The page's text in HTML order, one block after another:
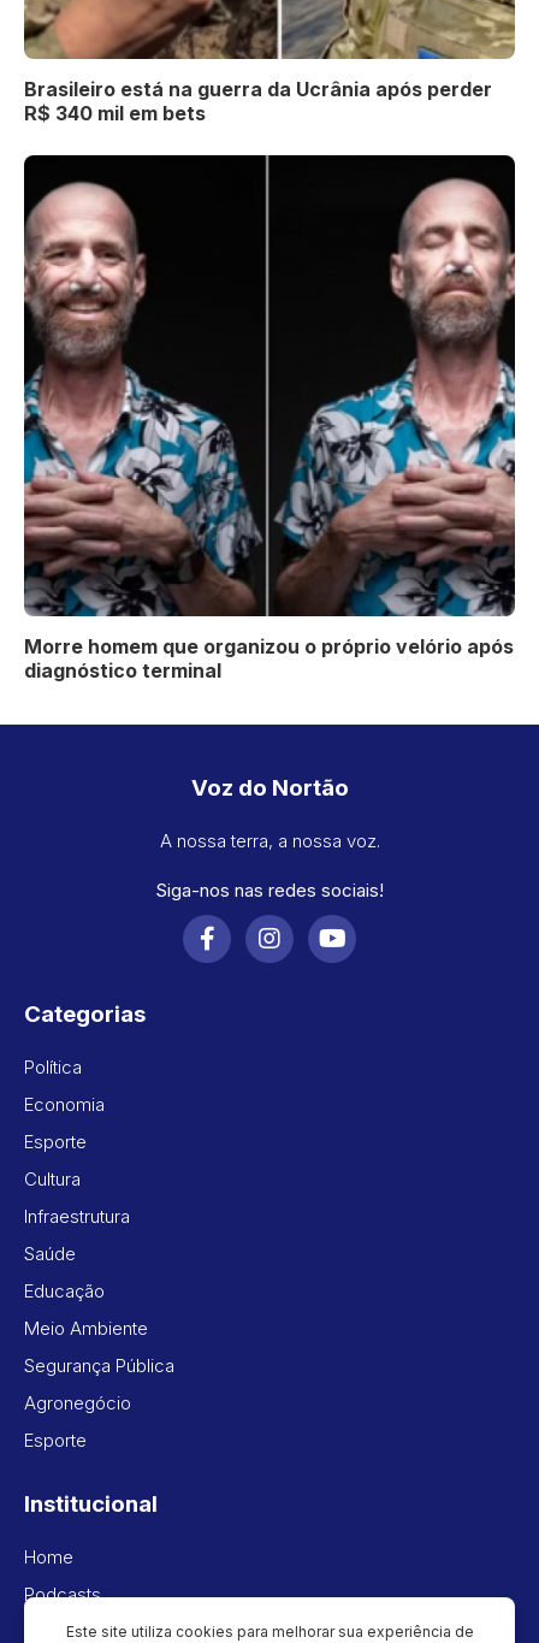
Brasileiro está na guerra da Ucrânia após perder
R$ 340 mil em bets
Morre homem que organizou o próprio velório após
diagnóstico terminal
Voz do Nortão
A nossa terra, a nossa voz.
Siga-nos nas redes sociais!
Categorias
Política
Economia
Esporte
Cultura
Infraestrutura
Saúde
Educação
Meio Ambiente
Segurança Pública
Agronegócio
Esporte
Institucional
Home
Podcasts
VídeosEste site utiliza cookies para melhorar sua experiência de